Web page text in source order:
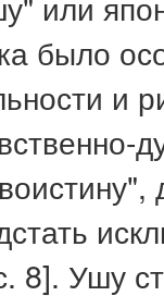
было
и
8]. Ушу